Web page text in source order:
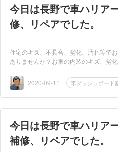
今日は長野で車ハリア
修、リペアでした。
住宅のキズ、不具合、劣化、汚れ等で
ありませんか？お車の内装のキズ、劣
2020-09-11
車ダッシュボード
今日は長野で車ハリア
補修、リペアでした。